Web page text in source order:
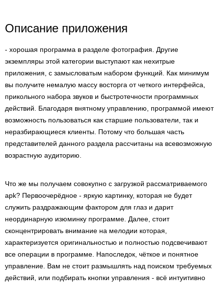
Описание приложения
- хорошая программа в разделе фотография. Другие
экземпляры этой категории выступают как нехитрые
приложения, с замысловатым набором функций. Как минимум
вы получите немалую массу восторга от четкого интерфейса,
прикольного набора звуков и быстротечности программных
действий. Благодаря внятному управлению, программой имеют
возможность пользоваться как старшие пользователи, так и
неразбирающиеся клиенты. Потому что большая часть
представителей данного раздела рассчитаны на всевозможную
возрастную аудиторию.
Что же мы получаем совокупно с загрузкой рассматриваемого
apk? Первоочерёдное - яркую картинку, которая не будет
служить раздражающим фактором для глаз и дарит
неординарную изюминку программе. Далее, стоит
сконцентрировать внимание на мелодии которая,
характеризуется оригинальностью и полностью подсвечивают
все операции в программе. Напоследок, чёткое и понятное
управление. Вам не стоит размышлять над поиском требуемых
действий, или подбирать кнопки управления - всё интуитивно